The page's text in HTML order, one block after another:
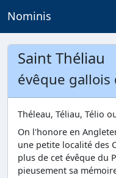
Nominis
Saint Théliau
évêque gallois
Théleau, Téliau, Télio
On l'honore en
une petite localité des
plus de cet évêque du
pieusement sa